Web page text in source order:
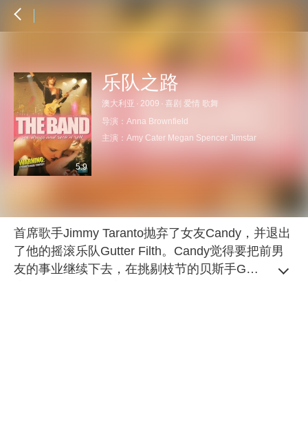
5.9
乐队之路
澳大利亚 · 2009 · 喜剧 爱情 歌舞
导演： Anna Brownfield
主演： Amy Cater Megan Spencer Jimstar
首席歌手Jimmy Taranto抛弃了女友Candy，并退出
了他的摇滚乐队Gutter Filth。Candy觉得要把前男
友的事业继续下去，在挑剔枝节的贝斯手GB，异装